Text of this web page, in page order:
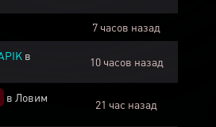
7 часов назад
в
10 часов назад
в Ловим
21 час назад